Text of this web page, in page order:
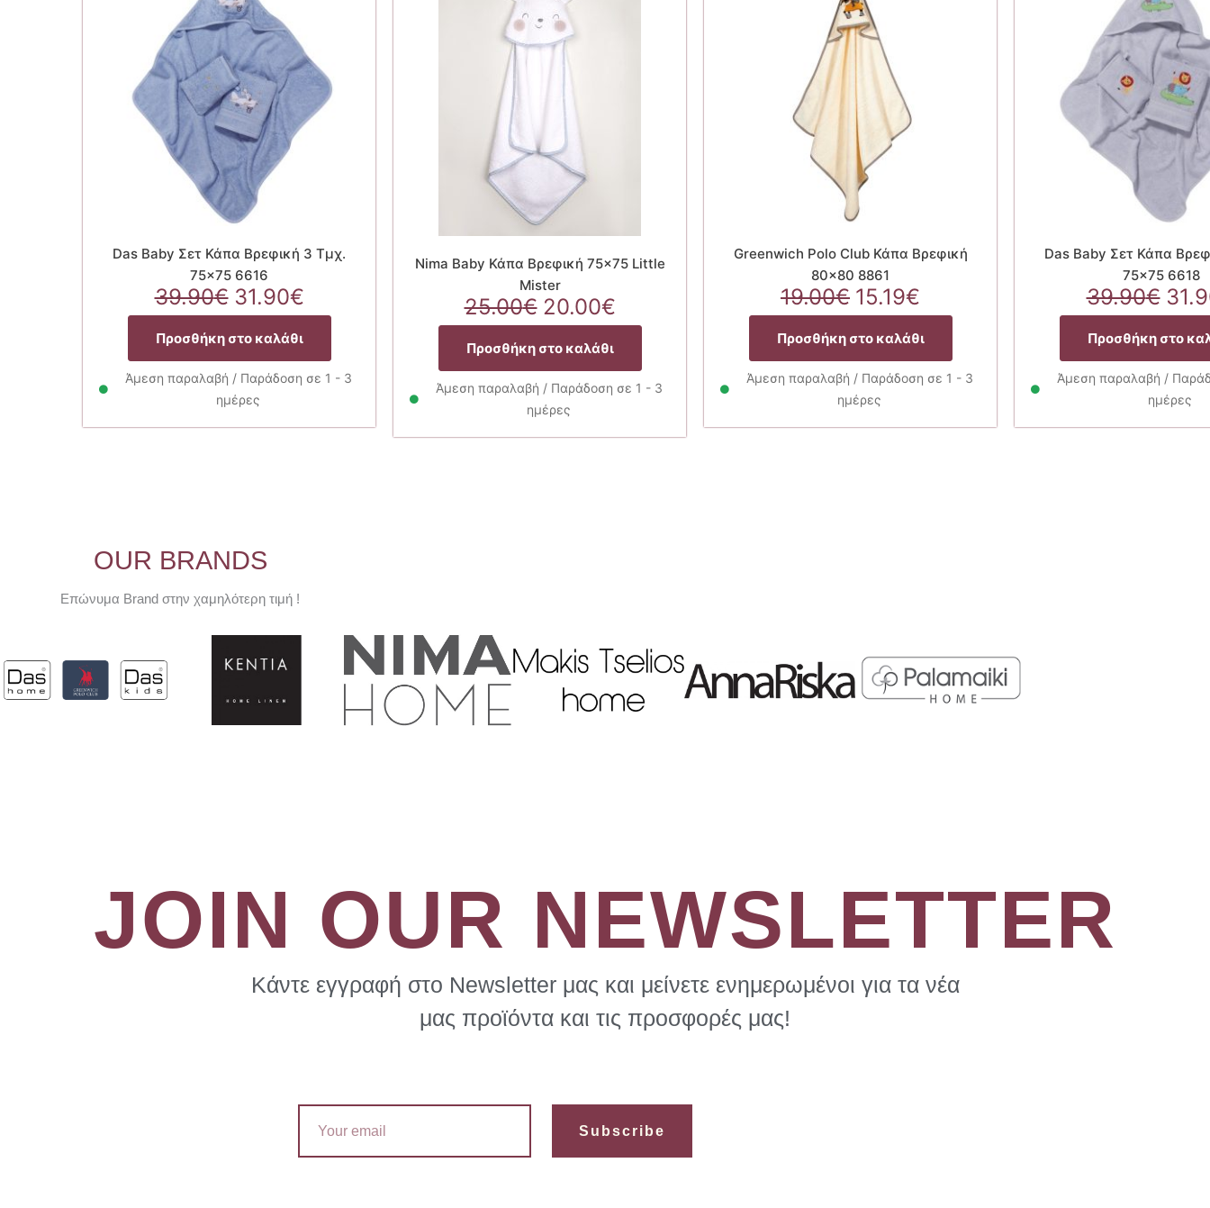
Das Baby Σετ Κάπα Βρεφική 3 Τμχ.
75×75 6616
39.90€ Original
price
was:
39.90€.
31.90€Η
τρέχουσα
τιμή
είναι:
31.90€.
Προσθήκη στο καλάθι
Άμεση παραλαβή / Παράδοση σε 1 - 3
ημέρες
Nima Baby Κάπα Βρεφική 75×75 Little
Mister
25.00€ Original
price
was:
25.00€.
20.00€Η
τρέχουσα
είναι:
20.00€.
Προσθήκη στο καλάθι
Άμεση παραλαβή / Παράδοση σε 1 - 3
ημέρες
Greenwich Polo Club Κάπα Βρεφική
80×80 8861
19.00€ Original
price
was:
19.00€.
15.19€
τρέχουσα
τιμή
είναι:
15.19€.
Προσθήκη στο καλάθι
Άμεση παραλαβή / Παράδοση σε 1 - 3
ημέρες
Das Baby Σετ Κάπα
75×75 6618
39.90€
Προσθήκη στο
Άμεση παραλαβή /
ημέρες
OUR BRANDS
Επώνυμα Brand στην χαμηλότερη τιμή !
JOIN OUR NEWSLETTER
Κάντε εγγραφή στο Newsletter μας και μείνετε ενημερωμένοι για τα νέα
μας προϊόντα και τις προσφορές μας!
Subscribe